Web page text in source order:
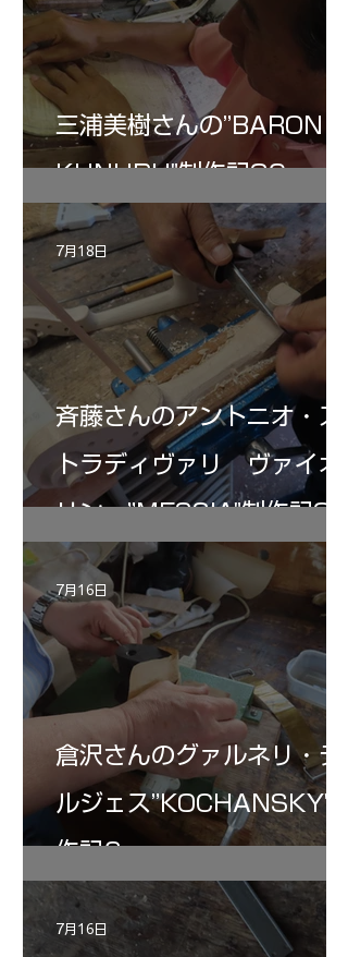
三浦美樹さんの”BARON・
KUNUPU"制作記30
斉藤さんのアントニオ・ス
トラディヴァリ ヴァイオ
リン ”MESSIA"制作記32
7月18日
倉沢さんのグァルネリ・デ
ルジェス”KOCHANSKY"制
作記6
7月16日
7月16日